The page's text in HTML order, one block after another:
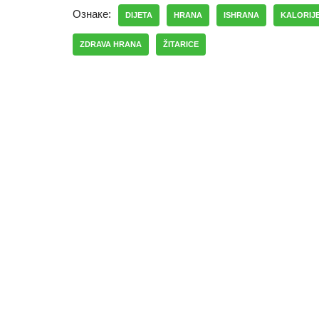
Ознаке: DIJETA HRANA ISHRANA
ZDRAVA HRANA ŽITARICE